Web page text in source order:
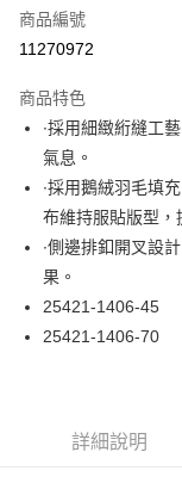
超商取貨付款
Apple Pay
悠遊付
大哥付你分期
相關說明
【大哥付你分期使用說明
1.本服務由台灣大哥大
2.付款方式選擇「大哥
流程，驗證手機門號後
法說明評估內容。
ATM付款
運送方式
商品編號
11270972
商品特色
∙採用細緻絎縫工
氣息。
∙採用鵝絨羽毛填
布維持服貼版型，
∙側邊排釦開叉設
果。
25421-1406-45
25421-1406-70
詳細說明